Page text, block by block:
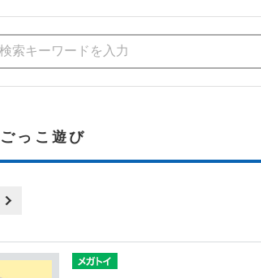
っこ遊び